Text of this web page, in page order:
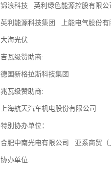
锦浪科技 英利绿色能源控股有限公
英利能源科技集团 上能电气股份有
大海光伏
吉瓦级赞助商:
德国新格拉斯科技集团
兆瓦级赞助商:
上海航天汽车机电股份有限公司
特别协办单位：
合肥中南光电有限公司 亚系商贸（
协办单位: